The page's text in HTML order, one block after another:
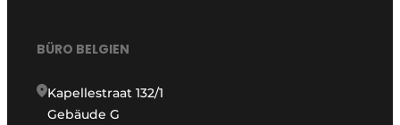
BÜRO BELGIEN
Kapellestraat 132/1
Gebäude G